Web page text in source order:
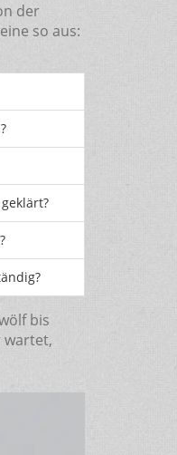
der
so aus:
bis
wartet,